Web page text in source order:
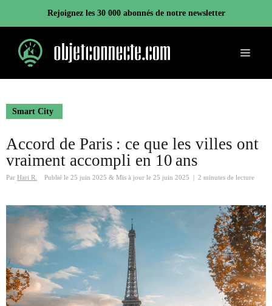
contenu
Rejoignez les 30 000 abonnés de notre newsletter
Menu
Smart City
Accord de Paris : ce que les villes ont
vraiment accompli en 10 ans
Par Hari R. Publié le 25 juin 2025 & Mis à jour le 25 juin 2025 2 minutes de lecture